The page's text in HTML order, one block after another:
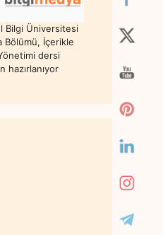
Bilgi Üniversitesi
Bölümü, İçerikle
dersi
hazırlanıyor